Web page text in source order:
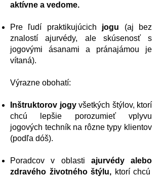
aktívne a vedome.
Pre ľudí praktikujúcich jogu (aj bez
znalostí ajurvédy, ale skúsenosť s
jogovými ásanami a pránajámou je
vítaná).
Výrazne obohatí:
Inštruktorov jogyvšetkých štýlov, ktorí
chcú lepšie porozumieť vplyvu
jogových techník na rôzne typy klientov
(podľa dóš).
Poradcov v oblasti ajurvédyalebo
zdravého životného štýlu, ktorí chcú